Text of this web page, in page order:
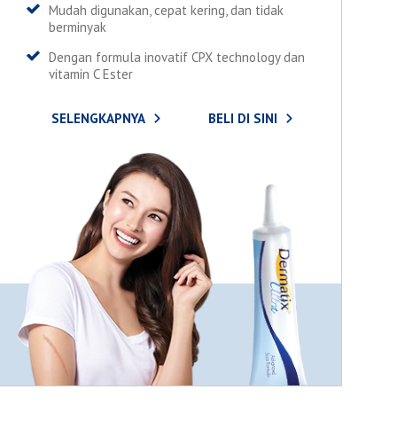
Mudah digunakan, cepat kering, dan tidak
berminyak
Dengan formula inovatif CPX technology dan
vitamin C Ester
SELENGKAPNYA BELI DI SINI